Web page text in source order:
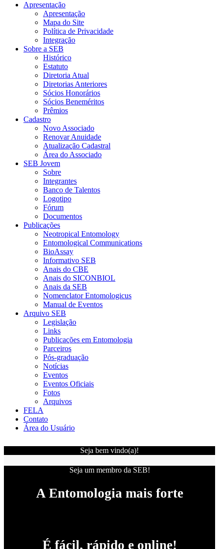
Apresentação
Apresentação
Mapa do Site
Política de Privacidade
Integração
Sobre a SEB
Histórico
Estatuto
Diretoria Atual
Diretorias Anteriores
Sócios Honorários
Sócios Beneméritos
Prêmios
Cadastro
Novo Associado
Renovar Anuidade
Atualização Cadastral
Área do Associado
SEB Jovem
Sobre
Integrantes
Banco de Talentos
Logotipo
Fórum
Documentos
Publicações
Neotropical Entomology
Entomological Communications
BioAssay
Informativo SEB
Anais do CBE
Anais do SICONBIOL
Anais da SEB
Nomenclator Entomologicus
Manual de Eventos
Arquivo SEB
Legislação
Links
Publicações em Entomologia
Parceiros
Pós-graduação
Notícias
Eventos
Eventos Oficiais
Fotos
Arquivos
FELA
Contato
Área do Usuário
Seja bem vindo(a)!
Seja um membro da SEB!
A Entomologia mais forte
É fácil, rápido e online!